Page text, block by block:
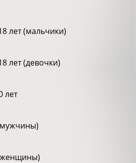
лет (мальчики)
лет (девочки)
лет